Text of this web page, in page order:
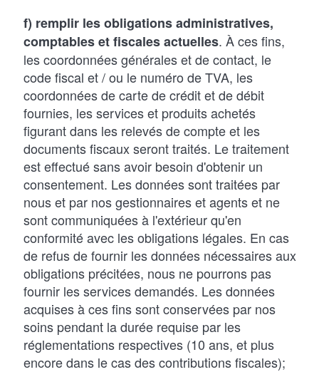
f) remplir les obligations administratives,
comptables et fiscales actuelles. À ces fins,
les coordonnées générales et de contact, le
code fiscal et / ou le numéro de TVA, les
coordonnées de carte de crédit et de débit
fournies, les services et produits achetés
figurant dans les relevés de compte et les
documents fiscaux seront traités. Le traitement
est effectué sans avoir besoin d'obtenir un
consentement. Les données sont traitées par
nous et par nos gestionnaires et agents et ne
sont communiquées à l'extérieur qu'en
conformité avec les obligations légales. En cas
de refus de fournir les données nécessaires aux
obligations précitées, nous ne pourrons pas
fournir les services demandés. Les données
acquises à ces fins sont conservées par nos
soins pendant la durée requise par les
réglementations respectives (10 ans, et plus
encore dans le cas des contributions fiscales);